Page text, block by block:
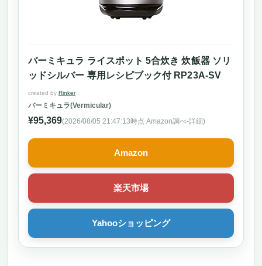
バーミキュラ ライスポット 5合炊き 炊飯器 ソリ
ッドシルバー 専用レシピブック付 RP23A-SV
created by Rinker
バーミキュラ(Vermicular)
¥95,369(2026/08/05 21:47:13時点 Amazon調べ-詳細)
Amazon
楽天市場
Yahooショッピング